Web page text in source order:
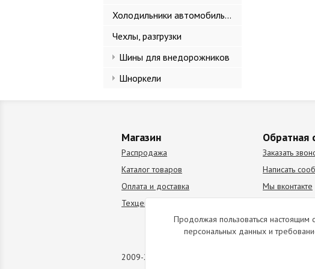
Холодильники автомобильные
Чехлы, разгрузки
Шины для внедорожников
Шноркели
Магазин
Распродажа
Каталог товаров
Оплата и доставка
Техцентр
Обратная
Заказать
Написать
Мы вконтакте
2009-2026 © Все права защищены. Копирование
Продолжая пользоваться
персональных данных и